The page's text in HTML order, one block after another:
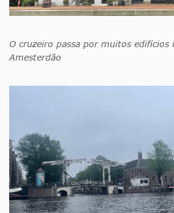
O cruzeiro passa por muitos edifícios
Amesterdão